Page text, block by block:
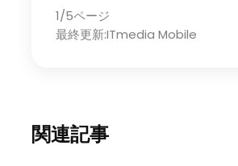
1/5ページ
最終更新:ITmedia Mobile
関連記事